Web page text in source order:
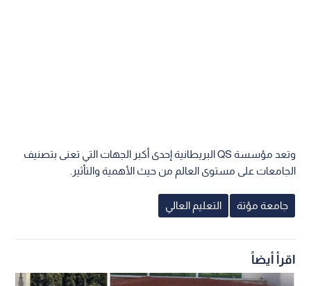
وتعد مؤسسة QS البريطانية إحدى أكبر الجهات التي تعنى بتصنيف
الجامعات على مستوى العالم من حيث الأهمية والتأثير.
جامعة مؤتة التعليم العالي
اقرأ أيضاً